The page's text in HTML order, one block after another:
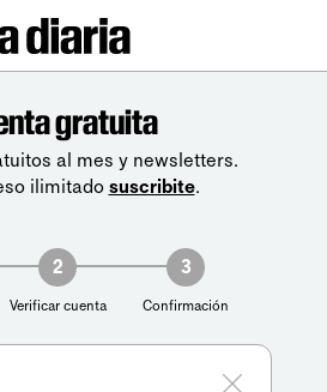
gratuita
al mes y newsletters.
ilimitado suscribite.
2
Verificar cuenta
3
Confirmación